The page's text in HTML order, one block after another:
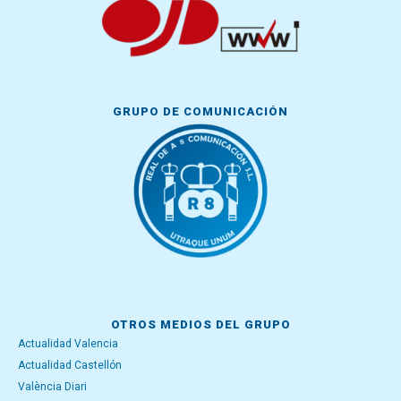
GRUPO DE COMUNICACIÓN
OTROS MEDIOS DEL GRUPO
Actualidad Valencia
Actualidad Castellón
València Diari